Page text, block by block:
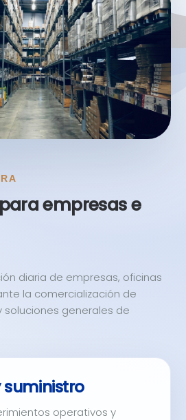
empresas e
diaria de empresas, oficinas
la comercialización de
soluciones generales de
operativos y